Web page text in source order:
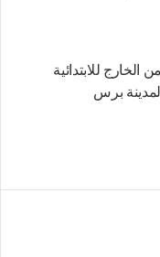
الخارج للابتدائية